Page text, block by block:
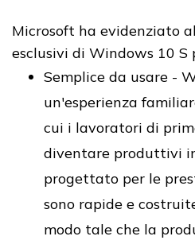
Microsoft ha evidenziato
esclusivi di Windows 10 S
Semplice da usare -
un'esperienza
cui i lavoratori di
diventare produttivi
progettato per le
sono rapide e
modo tale che la